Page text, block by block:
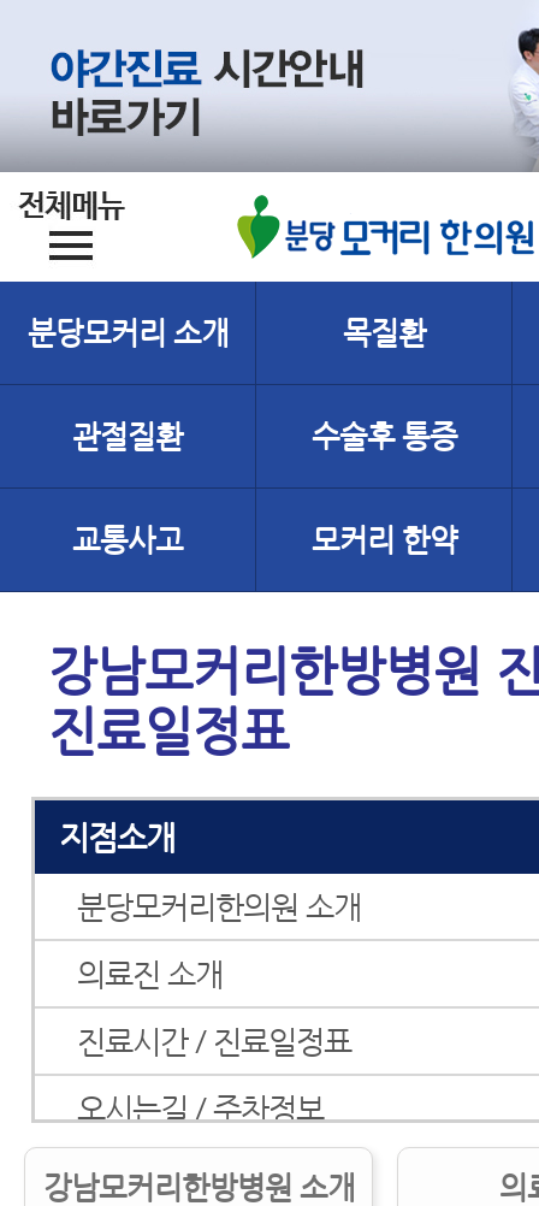
분당모커리 소개 목질환
관절질환 수술후 통증
교통사고 모커리 한약
강남모커리한방병원
진료일정표
지점소개
분당모커리한의원 소개
의료진 소개
진료시간 / 진료일정표
오시는길 / 주차정보
둘러보기
강남모커리한방병원 소개 의